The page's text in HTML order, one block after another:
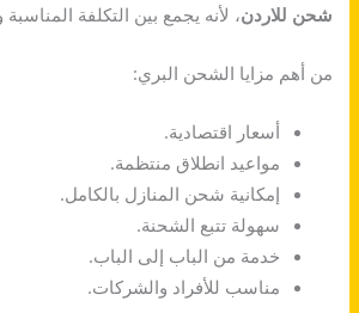
شحن للاردن، لأنه يجمع بين التكلفة
من أهم مزايا الشحن البري:
أسعار اقتصادية.
مواعيد انطلاق منتظمة.
إمكانية شحن المنازل بالكامل.
سهولة تتبع الشحنة.
خدمة من الباب إلى الباب.
مناسب للأفراد والشركات.